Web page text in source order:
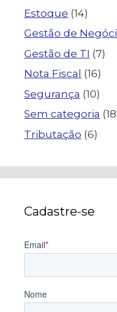
Estoque (14)
Gestão de
Gestão de TI (7)
Nota Fiscal (16)
Segurança (10)
Sem categoria
Tributação (6)
Cadastre-se